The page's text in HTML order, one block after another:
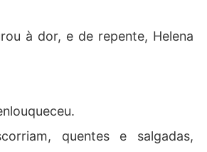
à dor, e de repente, Helena
quentes e salgadas,